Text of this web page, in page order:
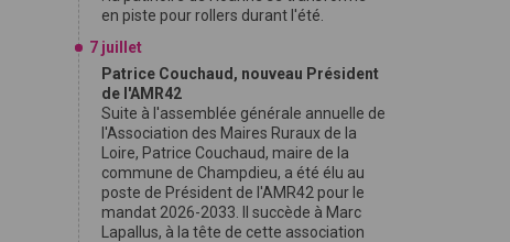
en piste pour rollers durant l'été.
7 juillet
Patrice Couchaud, nouveau Président
de l'AMR42
Suite à l'assemblée générale annuelle de
l'Association des Maires Ruraux de la
Loire, Patrice Couchaud, maire de la
commune de Champdieu, a été élu au
poste de Président de l'AMR42 pour le
mandat 2026-2033. Il succède à Marc
Lapallus, à la tête de cette association